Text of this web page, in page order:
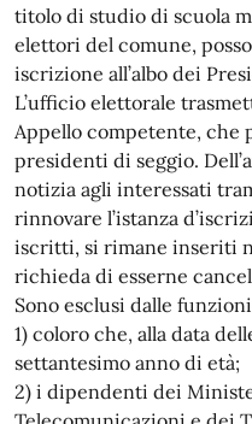
titolo di studio di scuola
elettori del comune,
iscrizione all’albo dei
L’ufficio elettorale
Appello competente, che
presidenti di seggio.
notizia agli interessati
rinnovare l’istanza
iscritti, si rimane inseriti
richieda di esserne
Sono esclusi dalle
1) coloro che, alla data
settantesimo anno di età;
2) i dipendenti dei